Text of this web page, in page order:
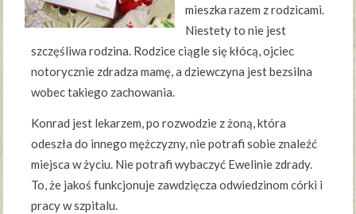
mieszka razem z rodzicami.
Niestety to nie jest
szczęśliwa rodzina. Rodzice ciągle się kłócą, ojciec
notorycznie zdradza mamę, a dziewczyna jest bezsilna
wobec takiego zachowania.
Konrad jest lekarzem, po rozwodzie z żoną, która
odeszła do innego mężczyzny, nie potrafi sobie znaleźć
miejsca w życiu. Nie potrafi wybaczyć Ewelinie zdrady.
To, że jakoś funkcjonuje zawdzięcza odwiedzinom córki i
pracy w szpitalu.